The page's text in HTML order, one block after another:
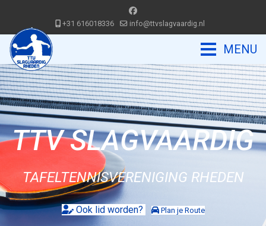
+31 616018336 info@ttvslagvaardig.nl
TTV SLAGVAARDIG
TAFELTENNISVERENIGING RHEDEN
Ook lid worden? Plan je Route